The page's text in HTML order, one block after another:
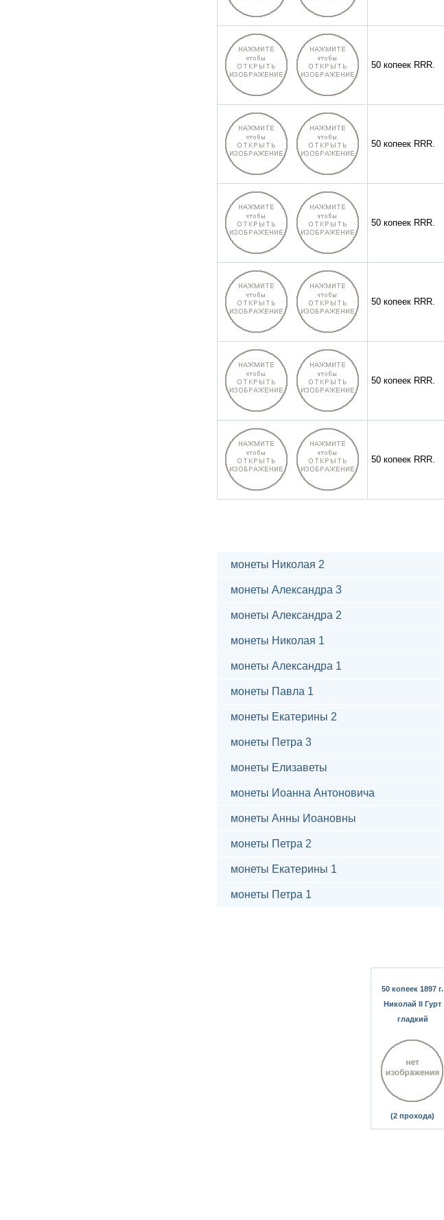
50 копеек RRR.
50 копеек RRR.
50 копеек RRR.
50 копеек RRR.
50 копеек RRR.
50 копеек RRR.
монеты Николая 2
монеты Александра 3
монеты Александра 2
монеты Николая 1
монеты Александра 1
монеты Павла 1
монеты Екатерины 2
монеты Петра 3
монеты Елизаветы
монеты Иоанна Антоновича
монеты Анны Иоановны
монеты Петра 2
монеты Екатерины 1
монеты Петра 1
50 копеек 1897 г.
Николай II Гурт
гладкий
(2 прохода)